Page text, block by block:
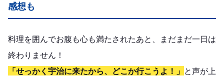
感想も
料理を囲んでお腹も心も満たされたあと、まだまだ一日は
終わりません！
「せっかく宇治に来たから、どこか行こうよ！」 と声が上